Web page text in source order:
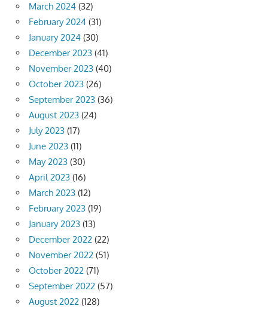
March 2024 (32)
February 2024 (31)
January 2024 (30)
December 2023 (41)
November 2023 (40)
October 2023 (26)
September 2023 (36)
August 2023 (24)
July 2023 (17)
June 2023 (11)
May 2023 (30)
April 2023 (16)
March 2023 (12)
February 2023 (19)
January 2023 (13)
December 2022 (22)
November 2022 (51)
October 2022 (71)
September 2022 (57)
August 2022 (128)